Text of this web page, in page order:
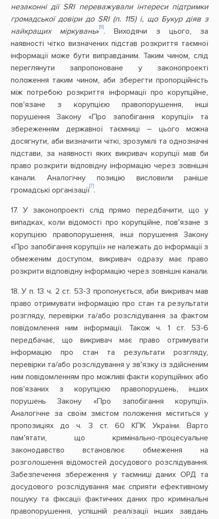
незаконні дії SRI переважували інтереси підтримки
громадської довіри до SRI (п. 115) і, що Букур діяв з
найкращих міркувань»[6]. Виходячи з цього, за
наявності чітко визначених підстав розкриття таємної
інформації може бути виправданим. Таким чином, слід
переглянути запропоноване у законопроекті
положення таким чином, аби зберегти пропорційність
між потребою розкриття інформації про корупційне,
пов’язане з корупцією правопорушення, інші
порушення Закону «Про запобігання корупції» та
збереженням державної таємниці – цього можна
досягнути, аби визначити чіткі, зрозумілі та однозначні
підстави, за наявності яких викривач корупції мав би
право розкрити відповідну інформацію через зовнішні
канали. Аналогічну позицію висловили раніше
громадські організації[7].
17. У законопроекті слід прямо передбачити, що у
випадках, коли відомості про корупційне, пов’язане з
корупцією правопорушення, інші порушення Закону
«Про запобігання корупції» не належать до інформації з
обмеженим доступом, викривач одразу має право
розкрити відповідну інформацію через зовнішні канали.
18. У п. 13 ч. 2 ст. 53-3 пропонується, аби викривач мав
право отримувати інформацію про стан та результати
розгляду, перевірки та/або розслідування за фактом
повідомлення ним інформації. Також ч. 1 ст. 53-6
передбачає, що викривач має право отримувати
інформацію про стан та результати розгляду,
перевірки та/або розслідування у зв’язку із здійсненим
ним повідомленням про можливі факти корупційних або
пов’язаних з корупцією правопорушень, інших
порушень Закону «Про запобігання корупції».
Аналогічне за своїм змістом положення міститься у
пропозиціях до ч. 3 ст. 60 КПК України. Варто
пам’ятати, що кримінально-процесуальне
законодавство встановлює обмеження на
розголошення відомостей досудового розслідування.
Забезпечення збереження у таємниці даних ОРД та
досудового розслідування має сприяти ефективному
пошуку та фіксації фактичних даних про кримінальні
правопорушення, успішній реалізації інших завдань